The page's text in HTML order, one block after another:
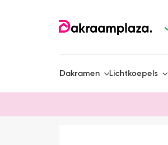
Dakramen Lichtkoepels